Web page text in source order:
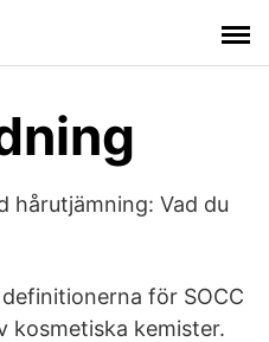
hårutjämning: Vad du
för SOCC
kosmetiska kemister.